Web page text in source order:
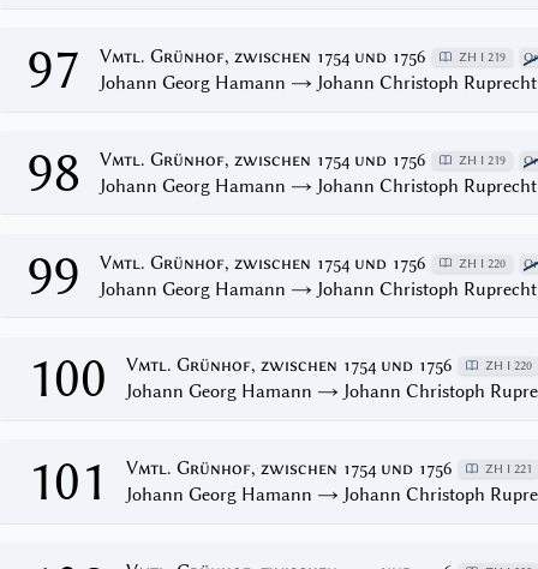
97 Vmtl. Grünhof, zwischen 1754 und 1756 ZH I 219
Johann Georg Hamann → Johann Christoph Ruprecht
98 Vmtl. Grünhof, zwischen 1754 und 1756 ZH I 219
Johann Georg Hamann → Johann Christoph Ruprecht
99 Vmtl. Grünhof, zwischen 1754 und 1756 ZH I 220
Johann Georg Hamann → Johann Christoph Ruprecht
100 Vmtl. Grünhof, zwischen 1754 und 1756 ZH I 220
Johann Georg Hamann → Johann Christoph
101 Vmtl. Grünhof, zwischen 1754 und 1756 ZH I 221
Johann Georg Hamann → Johann Christoph